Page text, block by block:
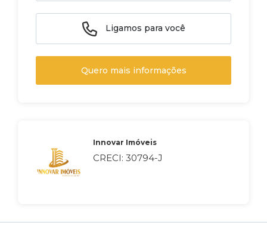
Ligamos para você
Quero mais informações
Innovar Imóveis
CRECI: 30794-J